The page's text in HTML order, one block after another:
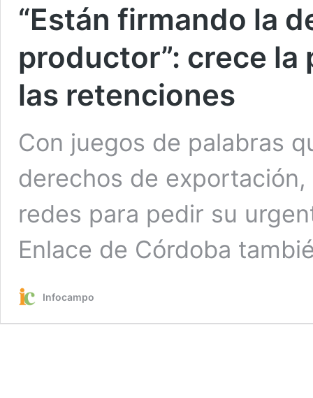
“Están firmando la
productor”: crece la
las retenciones
Con juegos de palabras
derechos de exportación,
redes para pedir su
Enlace de Córdoba
Infocampo